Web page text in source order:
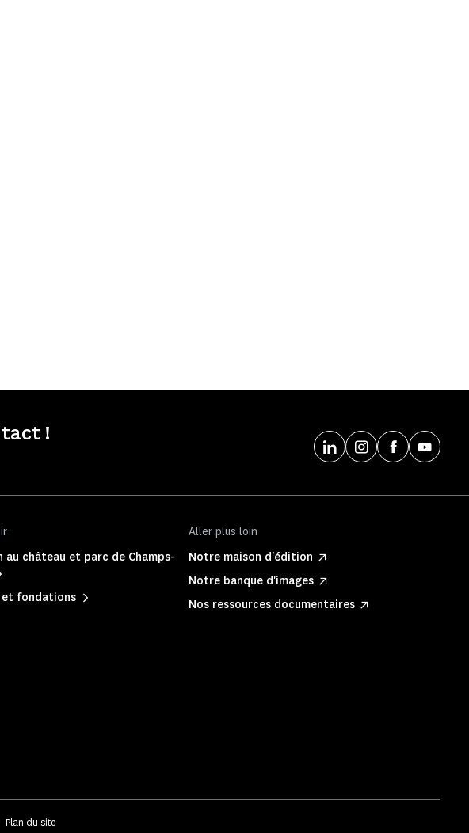
!
au château et parc de Champs-
et fondations
Aller plus loin
Notre maison d'édition
Notre banque d'images
Nos ressources documentaires
Plan du site